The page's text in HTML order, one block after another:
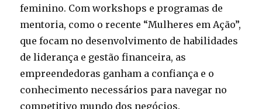
feminino. Com workshops e programas de
mentoria, como o recente “Mulheres em Ação”,
que focam no desenvolvimento de habilidades
de liderança e gestão financeira, as
empreendedoras ganham a confiança e o
conhecimento necessários para navegar no
competitivo mundo dos negócios.